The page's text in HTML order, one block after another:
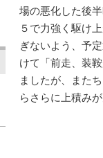
場の悪化した後
５で力強く駆け
ぎないよう、予
けて「前走、装
ましたが、また
らさらに上積みが